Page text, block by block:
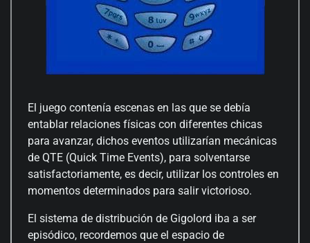
El juego contenía escenas en las que se debía
entablar relaciones físicas con diferentes chicas
para avanzar, dichos eventos utilizarían mecánicas
de QTE (Quick Time Events), para solventarse
satisfactoriamente, es decir, utilizar los controles en
momentos determinados para salir victorioso.
El sistema de distribución de Gigolord iba a ser
episódico, recordemos que el espacio de